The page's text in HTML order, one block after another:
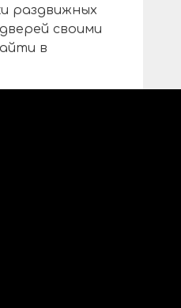
раздвижных
своими
в